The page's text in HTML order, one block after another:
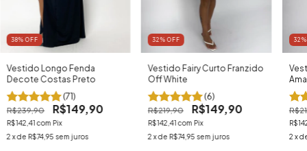
38% OFF
Vestido Longo Fenda
Decote Costas Preto
(71)
R$239,90 R$149,90
R$142,41com Pix
2 x de R$74,95 sem juros
32% OFF
Vestido Fairy Curto Franzido
Off White
(6)
R$219,90 R$149,90
R$142,41com Pix
2 x de R$74,95 sem juros
32
2 x